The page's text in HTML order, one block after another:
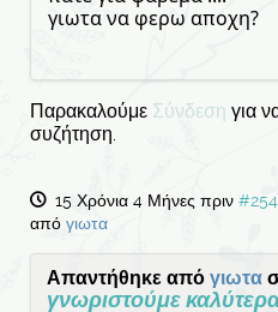
γιωτα να φερω αποχη?
Παρακαλούμε Σύνδεση για
συζήτηση.
15 Χρόνια 4 Μήνες πριν #254
από γιωτα
Απαντήθηκε από γιωτα
γνωριστούμε